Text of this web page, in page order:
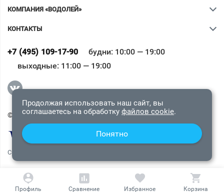
КОМПАНИЯ «ВОДОЛЕЙ»
КОНТАКТЫ
+7 (495) 109-17-90
будни: 10:00 — 19:00
выходные: 11:00 — 19:00
© 2009-2026 «Водолей Онлайн». Все права защищены.
СОГЛАШЕНИЕ О КОНФИДЕНЦИАЛЬНОСТИ
Всё верно
Продолжая использовать наш сайт, вы
соглашаетесь на обработку файлов cookie.
Понятно